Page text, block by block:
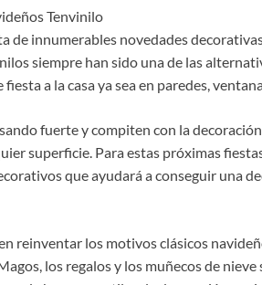
de innumerables novedades
siempre han sido una de las
a la casa ya sea en paredes,
fuerte y compiten con la
superficie. Para estas próximas
que ayudará a conseguir una
reinventar los motivos clásicos
los regalos y los muñecos de